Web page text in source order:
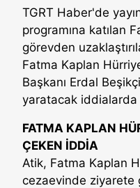
TGRT Haber'de
programına katılan
görevden
Fatma Kaplan
Başkanı Erdal
yaratacak
FATMA KAPLAN
ÇEKEN İDDİA
Atik, Fatma Kaplan
cezaevinde ziyarete